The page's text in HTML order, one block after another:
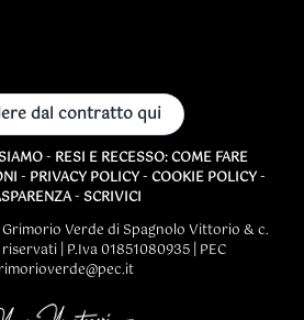
dal contratto qui
- RESI E RECESSO: COME FARE
- PRIVACY POLICY- COOKIE POLICY-
- SCRIVICI
Verde di Spagnolo Vittorio & c.
| P.Iva 01851080935 | PEC